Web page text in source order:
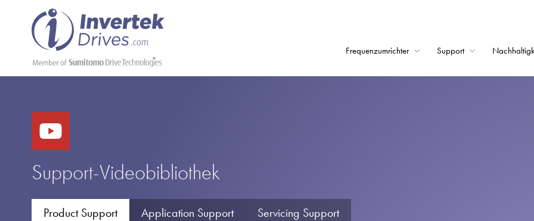
Frequenzumrichter Support
Support-Videobibliothek
Product Support Application Support Servicing Support